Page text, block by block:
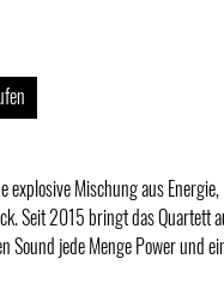
explosive Mischung aus
Seit 2015 bringt das Quartett
Sound jede Menge Power und